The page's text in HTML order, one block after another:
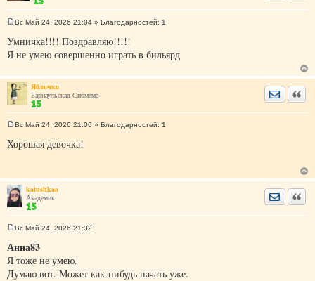
о
б
н
и
е
Вс Май 24, 2026 21:04 » Благодарностей: 1
Умничка!!!! Поздравляю!!!!!
Я не умею совершенно играть в бильярд
Яблочко
Барнаульская Сибмама
о
н
и
е
Вс Май 24, 2026 21:06 » Благодарностей: 1
Хорошая девочка!
katushkaa
Академик
о
б
е
Вс Май 24, 2026 21:32
Анна83
Я тоже не умею.
Думаю вот. Может как-нибудь начать уже.